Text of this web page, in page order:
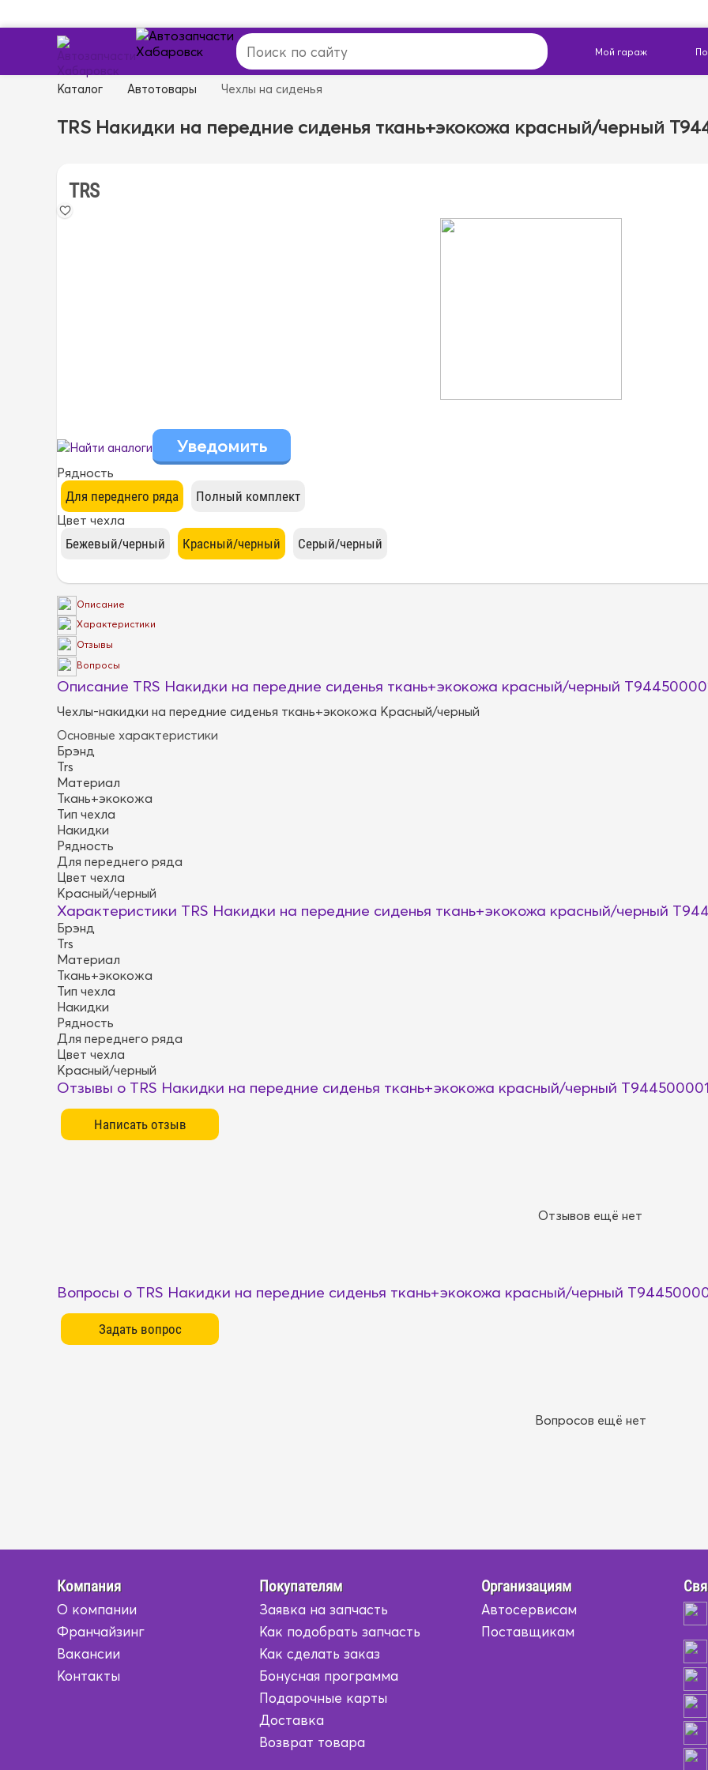
Каталог Автотовары Чехлы на сиденья
TRS Накидки на передние сиденья ткань+экокожа красный/черный
TRS
Найти аналоги
Рядность
Цвет чехла
Описание
Характеристики
Отзывы
Вопросы
Описание TRS Накидки на передние сиденья ткань+экокожа красный/черный
Чехлы-накидки на передние сиденья ткань+экокожа Красный/черный
Основные характеристики
Брэнд
Trs
Материал
Ткань+экокожа
Тип чехла
Накидки
Рядность
Для переднего ряда
Цвет чехла
Красный/черный
Характеристики TRS Накидки на передние сиденья ткань+экокожа красный/черный
Брэнд
Trs
Материал
Ткань+экокожа
Тип чехла
Накидки
Рядность
Для переднего ряда
Цвет чехла
Красный/черный
Отзывы о TRS Накидки на передние сиденья ткань+экокожа красный/черный
Отзывов ещё нет
Вопросы о TRS Накидки на передние сиденья ткань+экокожа красный/черный
Вопросов ещё нет
Компания
О компании
Франчайзинг
Вакансии
Контакты
Покупателям
Заявка на запчасть
Как подобрать запчасть
Как сделать заказ
Бонусная программа
Подарочные карты
Доставка
Возврат товара
Организациям
Автосервисам
Поставщикам